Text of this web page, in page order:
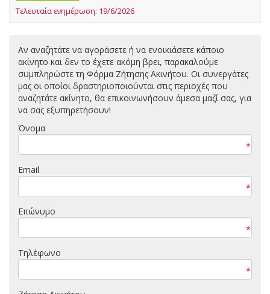
Τελευταία ενημέρωση: 19/6/2026
Αν αναζητάτε να αγοράσετε ή να ενοικιάσετε κάποιο
ακίνητο και δεν το έχετε ακόμη βρει, παρακαλούμε
συμπληρώστε τη Φόρμα Ζήτησης Ακινήτου. Οι συνεργάτες
μας οι οποίοι δραστηριοποιούνται στις περιοχές που
αναζητάτε ακίνητο, θα επικοινωνήσουν άμεσα μαζί σας, για
να σας εξυπηρετήσουν!
Όνομα
*
Email
*
Επώνυμο
*
Τηλέφωνο
*